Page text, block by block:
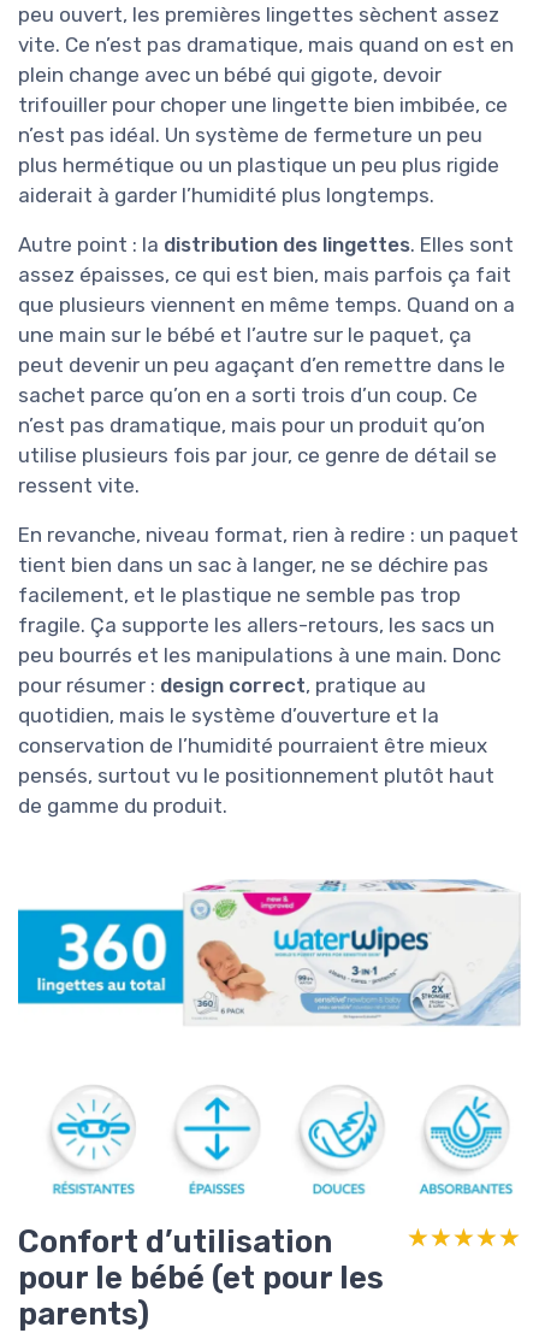
peu ouvert, les premières lingettes sèchent assez
vite. Ce n’est pas dramatique, mais quand on est en
plein change avec un bébé qui gigote, devoir
trifouiller pour choper une lingette bien imbibée, ce
n’est pas idéal. Un système de fermeture un peu
plus hermétique ou un plastique un peu plus rigide
aiderait à garder l’humidité plus longtemps.
Autre point : la distribution des lingettes. Elles sont
assez épaisses, ce qui est bien, mais parfois ça fait
que plusieurs viennent en même temps. Quand on a
une main sur le bébé et l’autre sur le paquet, ça
peut devenir un peu agaçant d’en remettre dans le
sachet parce qu’on en a sorti trois d’un coup. Ce
n’est pas dramatique, mais pour un produit qu’on
utilise plusieurs fois par jour, ce genre de détail se
ressent vite.
En revanche, niveau format, rien à redire : un paquet
tient bien dans un sac à langer, ne se déchire pas
facilement, et le plastique ne semble pas trop
fragile. Ça supporte les allers-retours, les sacs un
peu bourrés et les manipulations à une main. Donc
pour résumer : design correct, pratique au
quotidien, mais le système d’ouverture et la
conservation de l’humidité pourraient être mieux
pensés, surtout vu le positionnement plutôt haut
de gamme du produit.
Confort d’utilisation
pour le bébé (et pour les
parents)
★★★★★
★★★★★